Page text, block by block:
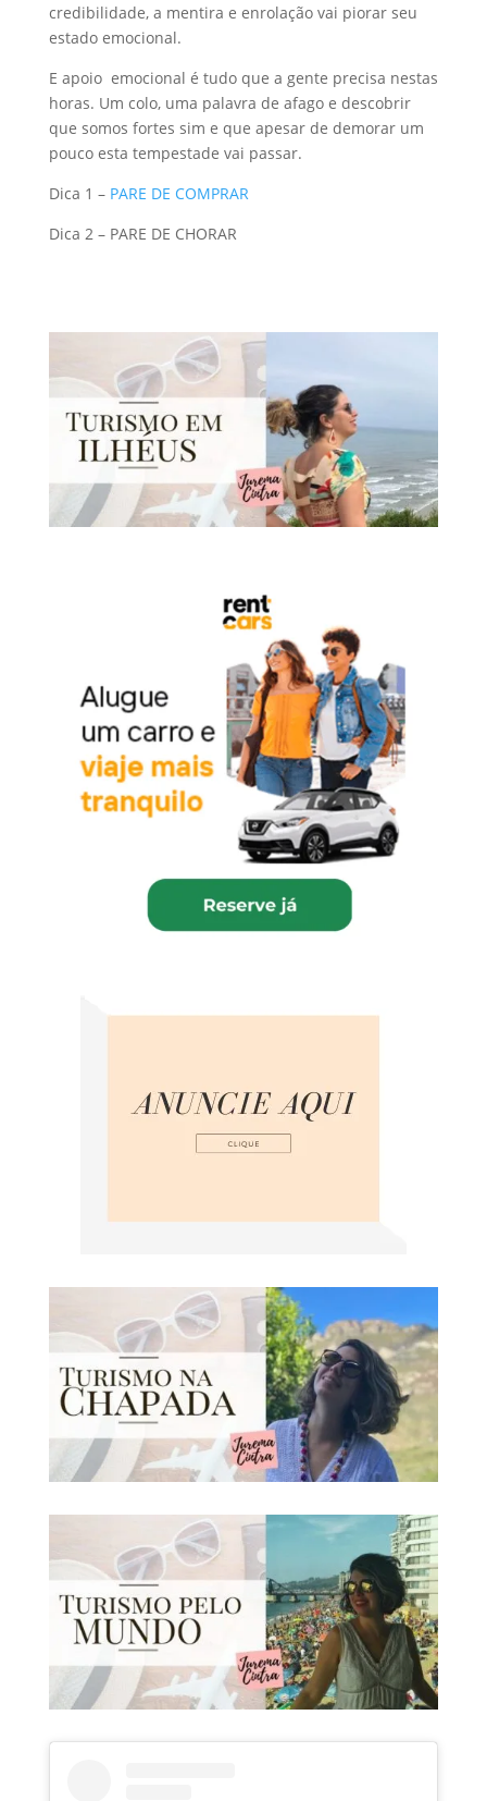
credibilidade, a mentira e enrolação vai piorar seu
estado emocional.
E apoio emocional é tudo que a gente precisa nestas
horas. Um colo, uma palavra de afago e descobrir
que somos fortes sim e que apesar de demorar um
pouco esta tempestade vai passar.
Dica 1 – PARE DE COMPRAR
Dica 2 – PARE DE CHORAR